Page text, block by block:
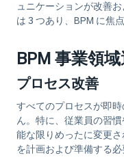
ュニケーションが改善
は 3 つあり、BPM に焦
BPM 事業領
プロセス改善
すべてのプロセスが即
ん。特に、従業員の習
能な限りめったに変更
を計画および準備する必